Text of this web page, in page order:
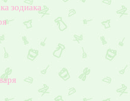
зодиака